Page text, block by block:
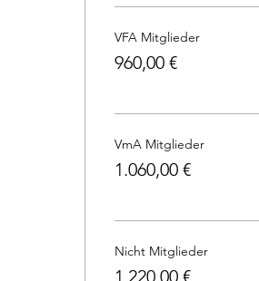
VFA Mitglieder
960,00 €
VmA Mitglieder
1.060,00 €
Nicht Mitglieder
1.220,00 €